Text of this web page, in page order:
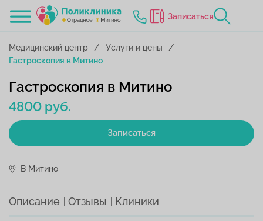
Записаться
Медицинский центр
Услуги и цены
Гастроскопия в Митино
4800 руб.
Записаться
Гастроскопия в Митино
В Митино
Описание Отзывы Клиники